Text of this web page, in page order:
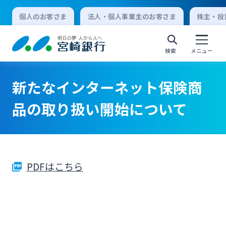
個人のお客さま 法人・個人事業主のお客さま 株主・
検索 メニュー
個人向けインターネットバンキング
ログオン
法人向けインターネットバンキング
新たなインターネット保険商
品の取り扱い開始について
PDFはこちら